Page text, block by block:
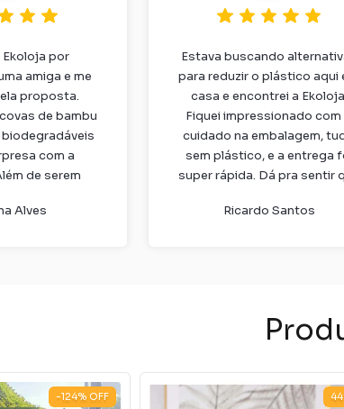
Ekoloja por
amiga e me
proposta.
de bambu
com a
de serem
bastante
diferença
Alves
Estava buscando
para reduzir o plástico aqui
casa e encontrei a
Fiquei impressionado com
cuidado na embalagem,
sem plástico, e a entrega
super rápida. Dá pra sentir
com o planeta.
Ricardo Santos
-124% OFF 44